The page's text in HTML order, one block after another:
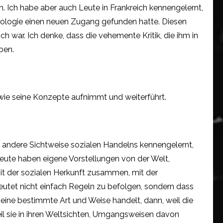
habe aber auch Leute in Frankreich kennengelernt,
einen neuen Zugang gefunden hatte. Diesen
war. Ich denke, dass die vehemente Kritik, die ihm in
seine Konzepte aufnimmt und weiterführt.
Sichtweise sozialen Handelns kennengelernt,
haben eigene Vorstellungen von der Welt,
der sozialen Herkunft zusammen, mit der
nicht einfach Regeln zu befolgen, sondern dass
bestimmte Art und Weise handelt, dann, weil die
sie in ihren Weltsichten, Umgangsweisen davon